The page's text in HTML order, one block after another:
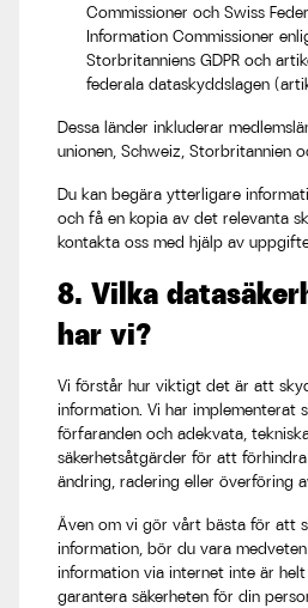
Commissioner och Swiss
Information Commissioner
Storbritanniens GDPR och
federala dataskyddslagen
Dessa länder inkluderar
unionen, Schweiz, Storbritannien
Du kan begära ytterligare
och få en kopia av det relevanta
kontakta oss med hjälp av
8. Vilka
har vi?
Vi förstår hur viktigt det är att
information. Vi har implementerat
förfaranden och adekvata,
säkerhetsåtgärder för att
ändring, radering eller överföring
Även om vi gör vårt bästa för att
information, bör du vara
information via internet inte är
garantera säkerheten för din